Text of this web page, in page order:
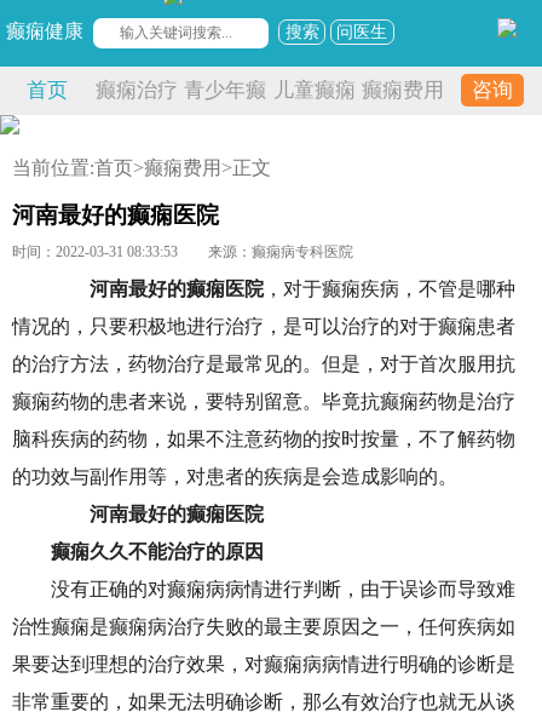
癫痫健康 搜索 问医生
首页 癫痫治疗 青少年癫 儿童癫痫 癫痫费用 咨询
当前位置:首页>癫痫费用 >正文
河南最好的癫痫医院
时间：2022-03-31 08:33:53 来源：癫痫病专科医院
河南最好的癫痫医院，对于癫痫疾病，不管是哪种
情况的，只要积极地进行治疗，是可以治疗的对于癫痫患者
的治疗方法，药物治疗是最常见的。但是，对于首次服用抗
癫痫药物的患者来说，要特别留意。毕竟抗癫痫药物是治疗
脑科疾病的药物，如果不注意药物的按时按量，不了解药物
的功效与副作用等，对患者的疾病是会造成影响的。
河南最好的癫痫医院
癫痫久久不能治疗的原因
没有正确的对癫痫病病情进行判断，由于误诊而导致难
治性癫痫是癫痫病治疗失败的最主要原因之一，任何疾病如
果要达到理想的治疗效果，对癫痫病病情进行明确的诊断是
非常重要的，如果无法明确诊断，那么有效治疗也就无从谈